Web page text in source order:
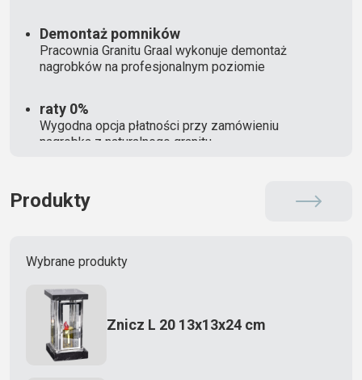
Demontaż pomników
Pracownia Granitu Graal wykonuje demontaż
nagrobków na profesjonalnym poziomie
raty 0%
Wygodna opcja płatności przy zamówieniu
nagrobka z naturalnego granitu
Produkty
Wybrane produkty
Znicz L 20 13x13x24 cm